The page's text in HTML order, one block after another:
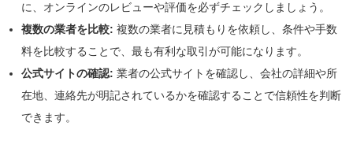
に、オンラインのレビューや評価を必ずチェックしましょう。
複数の業者を比較: 複数の業者に見積もりを依頼し、条件や手数
料を比較することで、最も有利な取引が可能になります。
公式サイトの確認: 業者の公式サイトを確認し、会社の詳細や所
在地、連絡先が明記されているかを確認することで信頼性を判断
できます。